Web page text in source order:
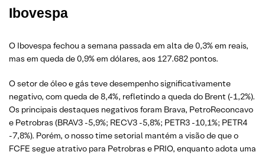
Ibovespa
O Ibovespa fechou a semana passada em alta de 0,3% em reais,
mas em queda de 0,9% em dólares, aos 127.682 pontos.
O setor de óleo e gás teve desempenho significativamente
negativo, com queda de 8,4%, refletindo a queda do Brent (-1,2%).
Os principais destaques negativos foram Brava, PetroReconcavo
e Petrobras (BRAV3 -5,9%; RECV3 -5,8%; PETR3 -10,1%; PETR4
-7,8%). Porém, o nosso time setorial mantém a visão de que o
FCFE segue atrativo para Petrobras e PRIO, enquanto adota uma